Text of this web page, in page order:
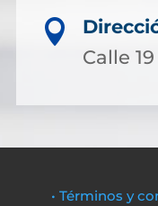

Calle
• Términos y